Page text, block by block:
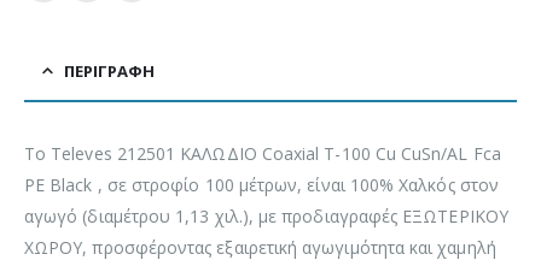
ΠΕΡΙΓΡΑΦΉ
To Televes 212501 ΚΑΛΩΔΙΟ Coaxial T-100 Cu CuSn/AL Fca
PE Black , σε στροφίο 100 μέτρων, είναι 100% Χαλκός στον
αγωγό (διαμέτρου 1,13 χιλ.), με προδιαγραφές ΕΞΩΤΕΡΙΚΟΥ
ΧΩΡΟΥ, προσφέροντας εξαιρετική αγωγιμότητα και χαμηλή